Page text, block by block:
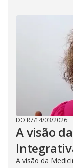
DO R7/14/03/2026
A visão
A visão da